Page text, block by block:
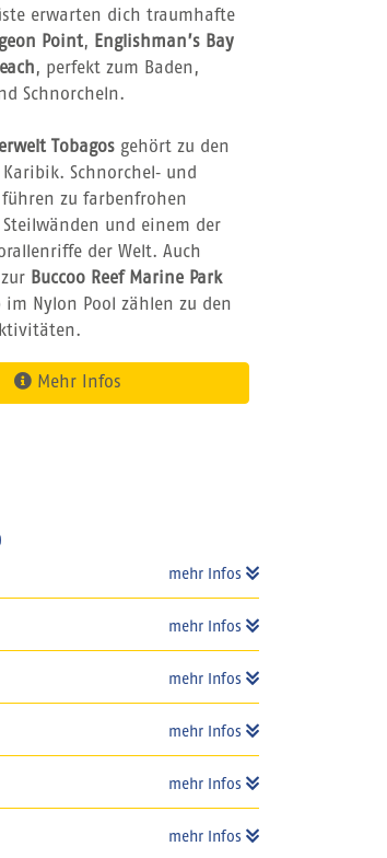
erwarten dich traumhafte
Point, Englishman’s Bay
, perfekt zum Baden,
Schnorcheln.
Tobagos gehört zu den
Schnorchel‑ und
führen zu farbenfrohen
und einem der
der Welt. Auch
Buccoo Reef Marine Park
im Nylon Pool zählen zu den
Mehr Infos
mehr Infos
mehr Infos
mehr Infos
mehr Infos
mehr Infos
mehr Infos